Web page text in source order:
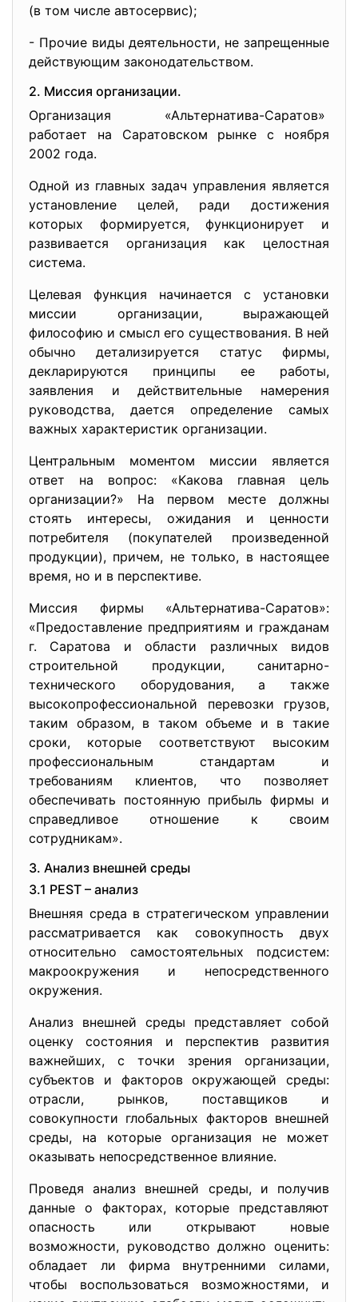
(в том числе автосервис);
- Прочие виды деятельности, не запрещенные
действующим законодательством.
2. Миссия организации.
Организация «Альтернатива-Саратов»
работает на Саратовском рынке с ноября
2002 года.
Одной из главных задач управления является
установление целей, ради достижения
которых формируется, функционирует и
развивается организация как целостная
система.
Целевая функция начинается с установки
миссии организации, выражающей
философию и смысл его существования. В ней
обычно детализируется статус фирмы,
декларируются принципы ее работы,
заявления и действительные намерения
руководства, дается определение самых
важных характеристик организации.
Центральным моментом миссии является
ответ на вопрос: «Какова главная цель
организации?» На первом месте должны
стоять интересы, ожидания и ценности
потребителя (покупателей произведенной
продукции), причем, не только, в настоящее
время, но и в перспективе.
Миссия фирмы «Альтернатива-Саратов»:
«Предоставление предприятиям и гражданам
г. Саратова и области различных видов
строительной продукции, санитарно-
технического оборудования, а также
высокопрофессиональной перевозки грузов,
таким образом, в таком объеме и в такие
сроки, которые соответствуют высоким
профессиональным стандартам и
требованиям клиентов, что позволяет
обеспечивать постоянную прибыль фирмы и
справедливое отношение к своим
сотрудникам».
3. Анализ внешней среды
3.1 PEST – анализ
Внешняя среда в стратегическом управлении
рассматривается как совокупность двух
относительно самостоятельных подсистем:
макроокружения и непосредственного
окружения.
Анализ внешней среды представляет собой
оценку состояния и перспектив развития
важнейших, с точки зрения организации,
субъектов и факторов окружающей среды:
отрасли, рынков, поставщиков и
совокупности глобальных факторов внешней
среды, на которые организация не может
оказывать непосредственное влияние.
Проведя анализ внешней среды, и получив
данные о факторах, которые представляют
опасность или открывают новые
возможности, руководство должно оценить:
обладает ли фирма внутренними силами,
чтобы воспользоваться возможностями, и